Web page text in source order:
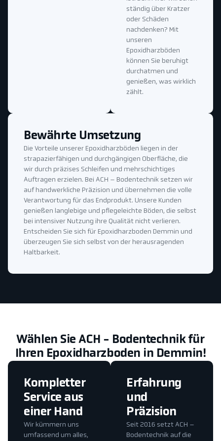
ständig über Kratzer
oder Schäden
nachdenken? Mit
unseren
Epoxidharzböden
können Sie beruhigt
durchatmen und
genießen, was wirklich
zählt.
Bewährte Umsetzung
Die Vorteile unserer Epoxidharzböden liegen in der
strapazierfähigen und durchgängigen Oberfläche, die
wir durch präzises Schleifen und mehrschichtiges
Auftragen erzielen. Bei ACH – Bodentechnik setzen wir
auf handwerkliche Präzision und übernehmen die volle
Verantwortung für das Endprodukt. Unsere Kunden
genießen langlebige und pflegeleichte Böden, die selbst
bei intensiver Nutzung ihre Qualität nicht verlieren.
Entscheiden Sie sich für Epoxidharzboden Demmin und
überzeugen Sie sich selbst von der herausragenden
Haltbarkeit.
Wählen Sie ACH - Bodentechnik für
Ihren Epoxidharzboden in Demmin!
Erfahrung
und
Präzision
Seit 2016 setzt ACH –
Bodentechnik auf die
Kompletter
Service aus
einer Hand
Wir kümmern uns
umfassend um alles,